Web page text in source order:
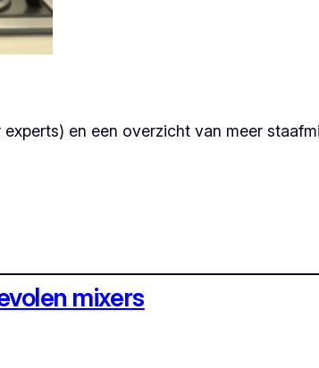
en een overzicht van meer
mixers